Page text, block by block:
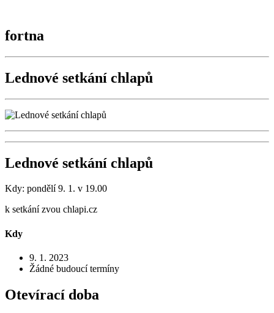
fortna
Lednové setkání chlapů
Lednové setkání chlapů
Kdy: pondělí 9. 1. v 19.00
k setkání zvou chlapi.cz
Kdy
9. 1. 2023
Žádné budoucí termíny
Otevírací doba